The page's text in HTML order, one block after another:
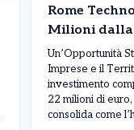
Rome
Milioni dalla
Un’Opportunità
Imprese e il
investimento
22 milioni di
consolida come